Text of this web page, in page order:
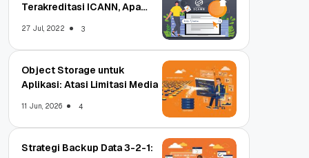
Terakreditasi ICANN, Apa
27 Jul, 2022 3
Object Storage untuk
Aplikasi: Atasi Limitasi Media
11 Jun, 2026 4
Strategi Backup Data 3-2-1: